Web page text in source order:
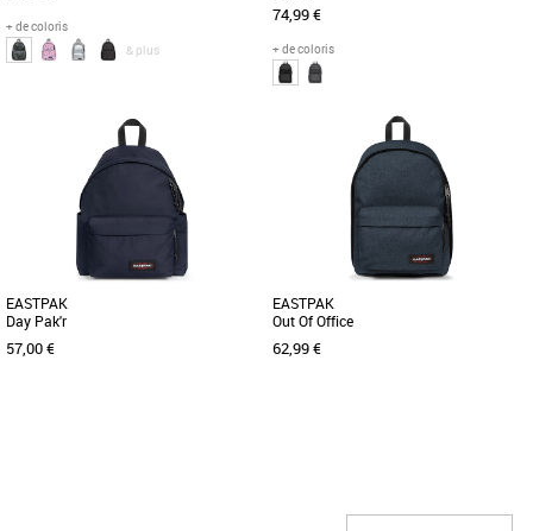
+ de coloris
& plus
Nouvelle collection Eastpak
Le sac à dos Eastpak Day Office est
l'accessoire idéal pour allier style et
fonctionnalité au quotidien. [...]
74,99 €
+ de coloris
Nouvelle collection Eastpak
Ce sac à dos pro Eastpak confortable a
été revisité avec sa forme rectangulaire
et encore plus de [...]
EASTPAK
Day Pak'r
57,00 €
EASTPAK
Out Of Office
62,99 €
Sac au design épuré, il conviendra pour